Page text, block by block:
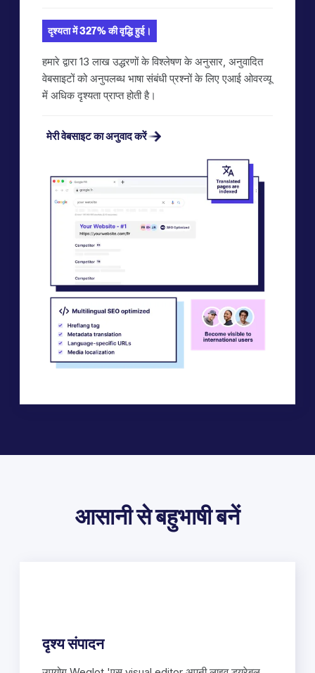
दृश्यता में 327% की वृद्धि हुई।
हमारे द्वारा 13 लाख उद्धरणों के विश्लेषण के अनुसार, अनुवादित
वेबसाइटों को अनुपलब्ध भाषा संबंधी प्रश्नों के लिए एआई ओवरव्यू
में अधिक दृश्यता प्राप्त होती है।
मेरी वेबसाइट का अनुवाद करें
आसानी से बहुभाषी बनें
दृश्य संपादन